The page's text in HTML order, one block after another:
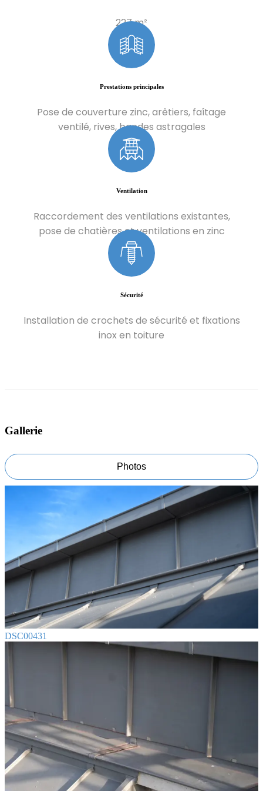
227 m²
Prestations principales
Pose de couverture zinc, arêtiers, faîtage
ventilé, rives, bandes astragales
Ventilation
Raccordement des ventilations existantes,
pose de chatières et ventilations en zinc
Sécurité
Installation de crochets de sécurité et fixations
inox en toiture
Gallerie
Photos
DSC00431